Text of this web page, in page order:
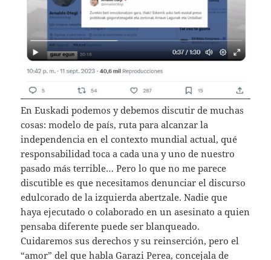
En Euskadi podemos y debemos discutir de muchas
cosas: modelo de país, ruta para alcanzar la
independencia en el contexto mundial actual, qué
responsabilidad toca a cada una y uno de nuestro
pasado más terrible… Pero lo que no me parece
discutible es que necesitamos denunciar el discurso
edulcorado de la izquierda abertzale. Nadie que
haya ejecutado o colaborado en un asesinato a quien
pensaba diferente puede ser blanqueado.
Cuidaremos sus derechos y su reinserción, pero el
“amor” del que habla Garazi Perea, concejala de